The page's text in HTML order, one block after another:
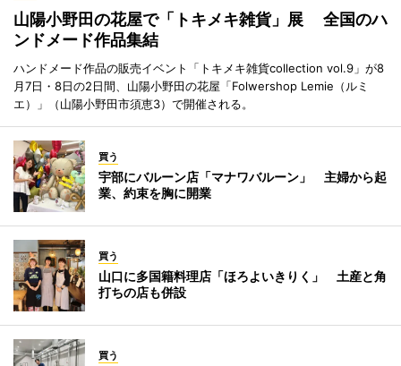
山陽小野田の花屋で「トキメキ雑貨」展 全国のハ
ンドメード作品集結
ハンドメード作品の販売イベント「トキメキ雑貨collection vol.9」が8
月7日・8日の2日間、山陽小野田の花屋「Folwershop Lemie（ルミ
エ）」（山陽小野田市須恵3）で開催される。
買う
宇部にバルーン店「マナワバルーン」 主婦から起
業、約束を胸に開業
買う
山口に多国籍料理店「ほろよいきりく」 土産と角
打ちの店も併設
買う